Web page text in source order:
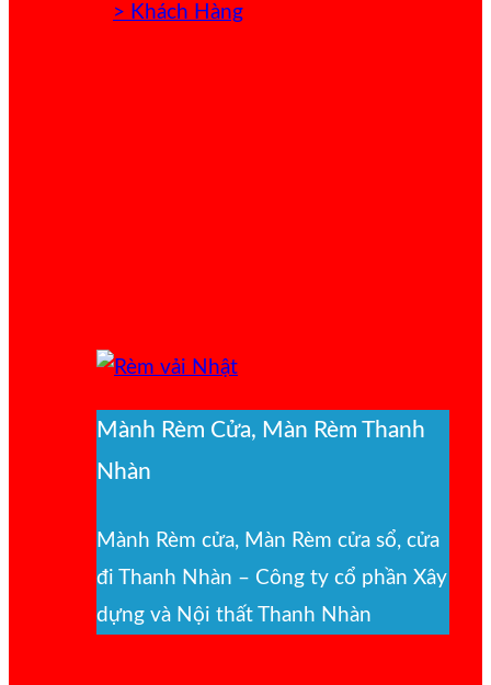
> Khách Hàng
Mành Rèm Cửa, Màn Rèm Thanh
Nhàn
Mành Rèm cửa, Màn Rèm cửa sổ, cửa
đi Thanh Nhàn – Công ty cổ phần Xây
dựng và Nội thất Thanh Nhàn